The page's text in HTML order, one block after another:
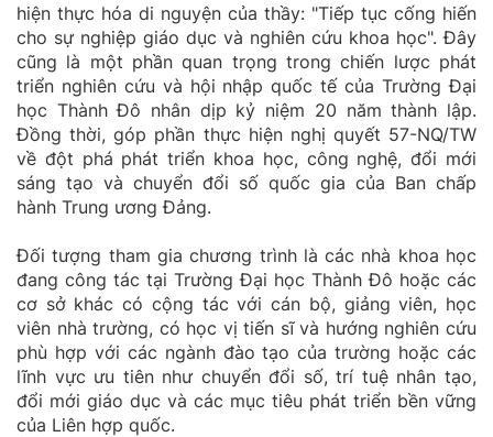
hiện thực hóa di nguyện của thầy: "Tiếp tục cống hiến
cho sự nghiệp giáo dục và nghiên cứu khoa học". Đây
cũng là một phần quan trọng trong chiến lược phát
triển nghiên cứu và hội nhập quốc tế của Trường Đại
học Thành Đô nhân dịp kỷ niệm 20 năm thành lập.
Đồng thời, góp phần thực hiện nghị quyết 57-NQ/TW
về đột phá phát triển khoa học, công nghệ, đổi mới
sáng tạo và chuyển đổi số quốc gia của Ban chấp
hành Trung ương Đảng.
Đối tượng tham gia chương trình là các nhà khoa học
đang công tác tại Trường Đại học Thành Đô hoặc các
cơ sở khác có cộng tác với cán bộ, giảng viên, học
viên nhà trường, có học vị tiến sĩ và hướng nghiên cứu
phù hợp với các ngành đào tạo của trường hoặc các
lĩnh vực ưu tiên như chuyển đổi số, trí tuệ nhân tạo,
đổi mới giáo dục và các mục tiêu phát triển bền vững
của Liên hợp quốc.